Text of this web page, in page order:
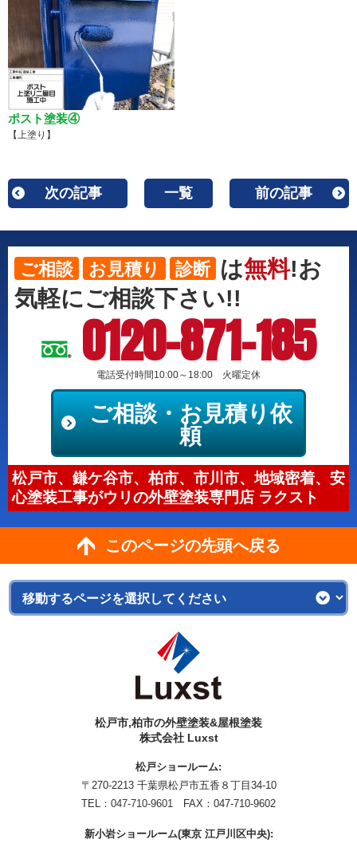
ポスト塗装④
【上塗り】
次の記事 一覧 前の記事
ご相談 お見積り 診断 は無料!お
気軽にご相談下さい!!
0120-871-185
電話受付時間10:00～18:00 火曜定休
ご相談・お見積り依
頼
松戸市、鎌ケ谷市、柏市、市川市、地域密着、安
心塗装工事がウリの外壁塗装専門店 ラクスト
このページの先頭へ戻る
松戸市,柏市の外壁塗装&屋根塗装
株式会社 Luxst
松戸ショールーム:
〒270-2213 千葉県松戸市五香８丁目34-10
TEL： 047-710-9601 FAX：047-710-9602
新小岩ショールーム(東京 江戸川区中央):